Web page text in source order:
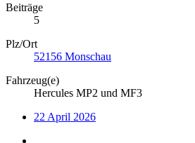
Beiträge
5
Plz/Ort
52156 Monschau
Fahrzeug(e)
Hercules MP2 und MF3
22 April 2026